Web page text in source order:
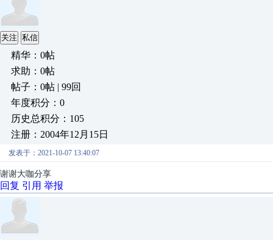
关注 私信
精华：0帖
求助：0帖
帖子：0帖 | 99回
年度积分：0
历史总积分：105
注册：2004年12月15日
发表于：2021-10-07 13:40:07
谢谢大咖分享
回复 引用 举报